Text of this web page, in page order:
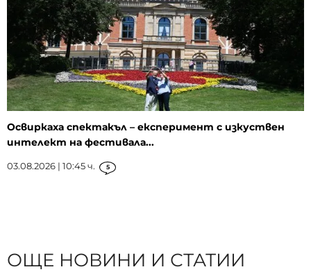
Освиркаха спектакъл – експеримент с изкуствен
интелект на фестивала...
03.08.2026 | 10:45 ч. 5
ОЩЕ НОВИНИ И СТАТИИ